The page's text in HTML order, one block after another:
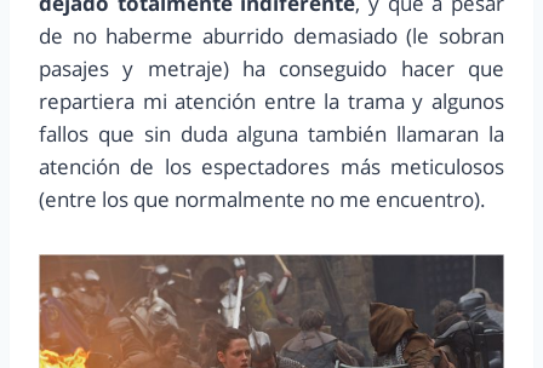
de no haberme aburrido demasiado (le sobran
pasajes y metraje) ha conseguido hacer que
repartiera mi atención entre la trama y algunos
fallos que sin duda alguna también llamaran la
atención de los espectadores más meticulosos
(entre los que normalmente no me encuentro).